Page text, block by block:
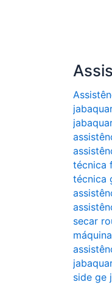
técnica
técnica
secar
side ge